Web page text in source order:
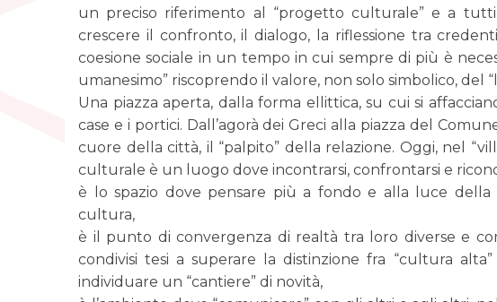
un preciso riferimento al “progetto culturale” e a
crescere il confronto, il dialogo, la riflessione tra
coesione sociale in un tempo in cui sempre di più è
umanesimo” riscoprendo il valore, non solo simbolico,
Una piazza aperta, dalla forma ellittica, su cui si
case e i portici. Dall’agorà dei Greci alla piazza del
cuore della città, il “palpito” della relazione. Oggi, nel
culturale è un luogo dove incontrarsi, confrontarsi e
è lo spazio dove pensare più a fondo e alla luce
cultura,
è il punto di convergenza di realtà tra loro diverse e
condivisi tesi a superare la distinzione fra “cultura
individuare un “cantiere” di novità,